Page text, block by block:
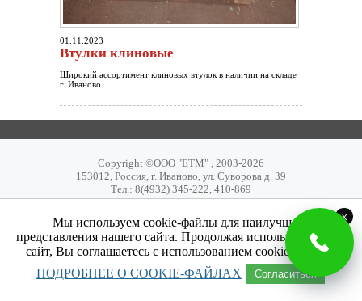
01.11.2023
Втулки клиновые
Широкий ассортимент клиновых втулок в наличии на складе
г. Иваново
Copyright ©ООО "ЕТМ" , 2003-2026
153012, Россия, г. Иваново, ул. Суворова д. 39
Тел.: 8(4932) 345-222, 410-869
Мы используем cookie-файлы для наилучшего
представления нашего сайта. Продолжая использовать наш
сайт, Вы соглашаетесь с использованием cookie-файлов.
ПОДРОБНЕЕ О COOKIE-ФАЙЛАХ
Согласиться
x